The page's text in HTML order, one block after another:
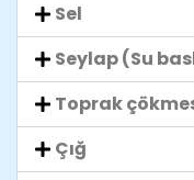
Sel
Seylap (Su
Toprak
Çığ